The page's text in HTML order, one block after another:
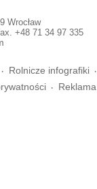
Wrocław
fax. +48 71 34 97 335
Rolnicze infografiki
Reklama